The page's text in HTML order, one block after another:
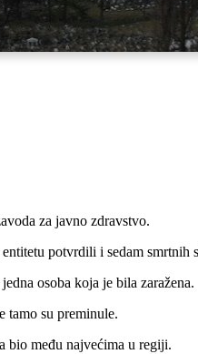
za javno zdravstvo.
potvrdili i sedam smrtnih
osoba koja je bila zaražena.
tamo su preminule.
bio među najvećima u regiji.